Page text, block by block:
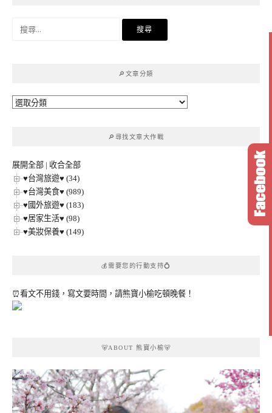
🔎文章分類
🔎
🔎尋找文章大作戰
展開全部 | 收合全部
♥台灣旅遊♥ (34)
♥台灣美食♥ (989)
♥國外旅遊♥ (183)
♥居家生活♥ (98)
♥美妝保養♥ (149)
💰需要您的行動支持💍
⏰看文不用錢，寫文要時間，請熊寶小榆吃頓晚餐！
🐻ABOUT 熊寶小榆🐻